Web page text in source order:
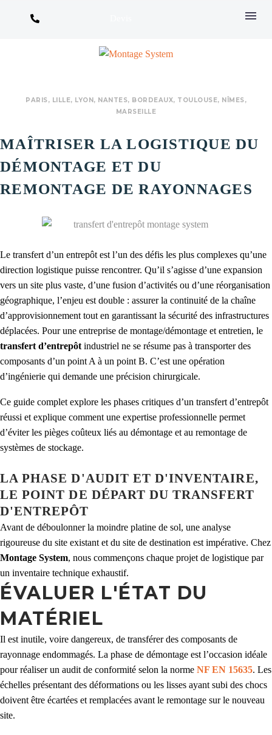
PARIS, LILLE, LYON, NANTES,​ BORDEAUX,​ TOULOUSE, NÎMES,​
MARSEILLE
MAÎTRISER LA LOGISTIQUE DU
DÉMONTAGE ET DU
REMONTAGE DE RAYONNAGES
Le transfert d’un entrepôt est l’un des défis les plus complexes qu’une
direction logistique puisse rencontrer. Qu’il s’agisse d’une expansion
vers un site plus vaste, d’une fusion d’activités ou d’une réorganisation
géographique, l’enjeu est double : assurer la continuité de la chaîne
d’approvisionnement tout en garantissant la sécurité des infrastructures
déplacées. Pour une entreprise de montage/démontage et entretien, le
transfert d’entrepôt industriel ne se résume pas à transporter des
composants d’un point A à un point B. C’est une opération
d’ingénierie qui demande une précision chirurgicale.
Ce guide complet explore les phases critiques d’un transfert d’entrepôt
réussi et explique comment une expertise professionnelle permet
d’éviter les pièges coûteux liés au démontage et au remontage de
systèmes de stockage.
LA PHASE D'AUDIT ET D'INVENTAIRE,
LE POINT DE DÉPART DU TRANSFERT
D'ENTREPÔT
Avant de déboulonner la moindre platine de sol, une analyse
rigoureuse du site existant et du site de destination est impérative. Chez
Montage System, nous commençons chaque projet de logistique par
un inventaire technique exhaustif.
ÉVALUER L'ÉTAT DU
MATÉRIEL
Il est inutile, voire dangereux, de transférer des composants de
rayonnage endommagés. La phase de démontage est l’occasion idéale
pour réaliser un audit de conformité selon la norme NF EN 15635. Les
échelles présentant des déformations ou les lisses ayant subi des chocs
doivent être écartées et remplacées avant le remontage sur le nouveau
site.